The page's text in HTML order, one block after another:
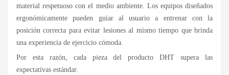
material respetuoso con el medio ambiente. Los equipos diseñados
ergonómicamente pueden guiar al usuario a entrenar con la
posición correcta para evitar lesiones al mismo tiempo que brinda
una experiencia de ejercicio cómoda.
Por esta razón, cada pieza del producto DHT supera las
expectativas estándar.